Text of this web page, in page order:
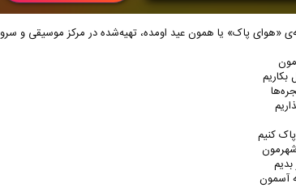
«هوای پاک» یا همون عید اومده، تهیه‌شده در مرکز موسیقی و
بکاریم
کنیم
آسمون